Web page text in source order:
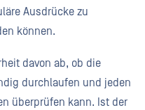
Ausdrücke zu
können.
davon ab, ob die
durchlaufen und jeden
überprüfen kann. Ist der